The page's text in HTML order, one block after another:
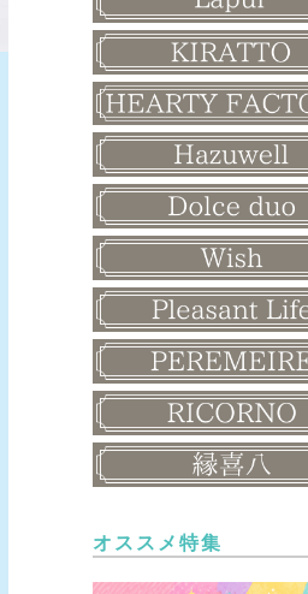
オススメ特集